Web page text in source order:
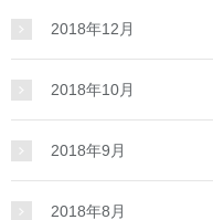
2018年12月
2018年10月
2018年9月
2018年8月